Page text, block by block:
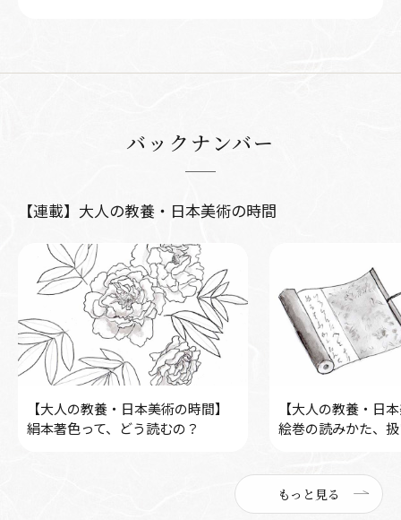
バックナンバー
【連載】大人の教養・日本美術の時間
【大人の教養・日本美術の時間】
絹本著色って、どう読むの？
【大人の教養・日
絵巻の読みかた、
もっと見る